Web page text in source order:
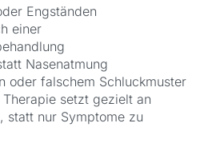
Engständen
einer
Nasenatmung
oder falschem Schluckmuster
setzt gezielt an
statt nur Symptome zu